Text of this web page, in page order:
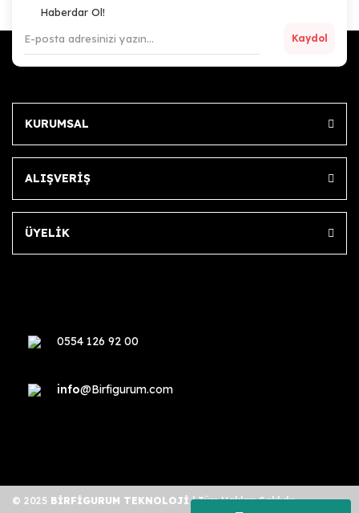
Haberdar Ol!
Kaydol
KURUMSAL
ALIŞVERİŞ
ÜYELİK
0554 126 92 00
info@Birfigurum.com
© 2025 BİRFİGURUM TEKNOLOJİ| Tüm Hakları Saklıdır.